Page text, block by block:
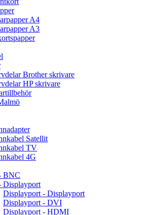
A4
A3
Brother skrivare
HP skrivare
Satellit
TV
4G
BNC
Displayport
Displayport - Displayport
Displayport - DVI
Displayport - HDMI